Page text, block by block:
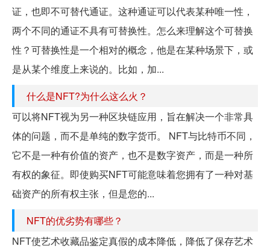
证，也即不可替代通证。这种通证可以代表某种唯一性，
两个不同的通证不具有可替换性。怎么来理解这个可替换
性？可替换性是一个相对的概念，他是在某种场景下，或
是从某个维度上来说的。比如，加...
什么是NFT?为什么这么火？
可以将NFT视为另一种区块链应用，旨在解决一个非常具
体的问题，而不是单纯的数字货币。 NFT与比特币不同，
它不是一种有价值的资产，也不是数字资产，而是一种所
有权的象征。即使购买NFT可能意味着您拥有了一种对基
础资产的所有权主张，但是您的...
NFT的优劣势有哪些？
NFT使艺术收藏品鉴定真假的成本降低，降低了保存艺术